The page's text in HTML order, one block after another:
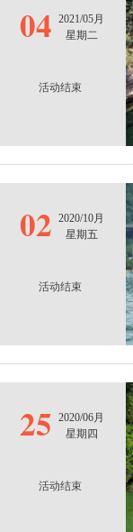
04 2021/05月
星期二
活动结束
02 2020/10月
星期五
活动结束
25 2020/06月
星期四
活动结束